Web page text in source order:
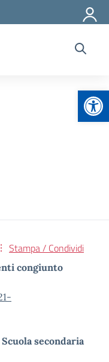
Stampa / Condividi
congiunto
secondaria